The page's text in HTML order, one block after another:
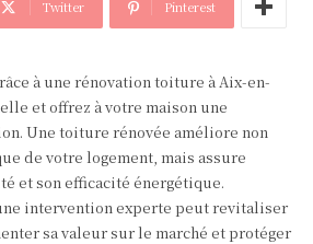
Twitter Pinterest
à une rénovation toiture à Aix-en-
et offrez à votre maison une
Une toiture rénovée améliore non
de votre logement, mais assure
et son efficacité énergétique.
intervention experte peut revitaliser
sa valeur sur le marché et protéger